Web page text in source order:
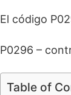
El código
P0296 –
Table of